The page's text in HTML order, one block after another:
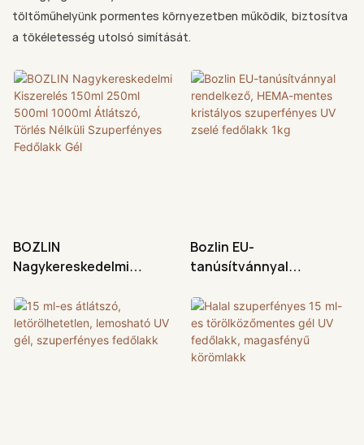
töltőműhelyünk pormentes környezetben működik, biztosítva
a tökéletesség utolsó simítását.
BOZLIN
Nagykereskedelmi
500ml 1000ml Átlátszó,
Törlés Nélküli
Szuperfényes Fedőlakk
Bozlin EU-
tanúsítvánnyal
mentes kristályos
szuperfényes UV zselé
fedőlakk 1kg